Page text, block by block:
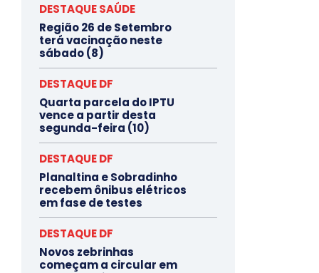
DESTAQUE SAÚDE
Região 26 de Setembro
terá vacinação neste
sábado (8)
DESTAQUE DF
Quarta parcela do IPTU
vence a partir desta
segunda-feira (10)
DESTAQUE DF
Planaltina e Sobradinho
recebem ônibus elétricos
em fase de testes
DESTAQUE DF
Novos zebrinhas
começam a circular em